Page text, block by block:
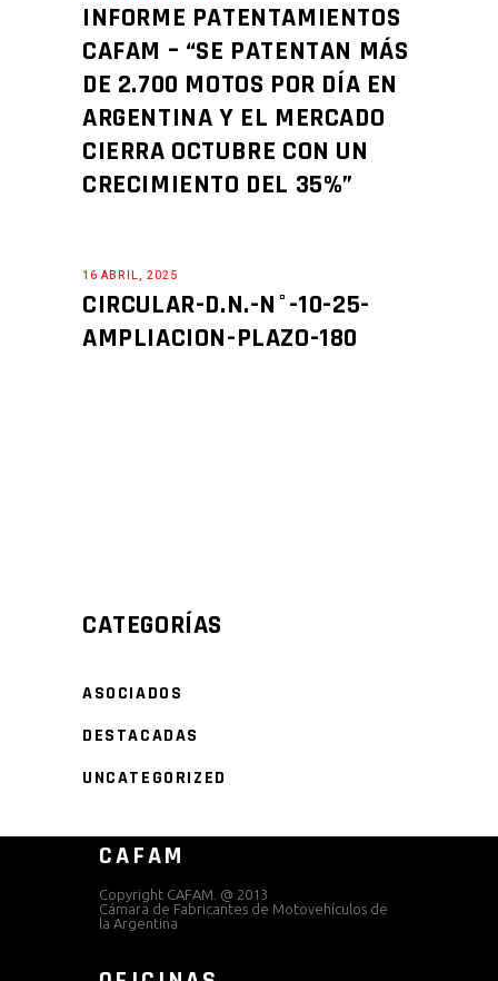
INFORME PATENTAMIENTOS
CAFAM – “SE PATENTAN MÁS
DE 2.700 MOTOS POR DÍA EN
ARGENTINA Y EL MERCADO
CIERRA OCTUBRE CON UN
CRECIMIENTO DEL 35%”
16 ABRIL, 2025
CIRCULAR-D.N.-N°-10-25-
AMPLIACION-PLAZO-180
CATEGORÍAS
ASOCIADOS
DESTACADAS
UNCATEGORIZED
CAFAM
Copyright CAFAM. @ 2013
Cámara de Fabricantes de Motovehículos de
la Argentina